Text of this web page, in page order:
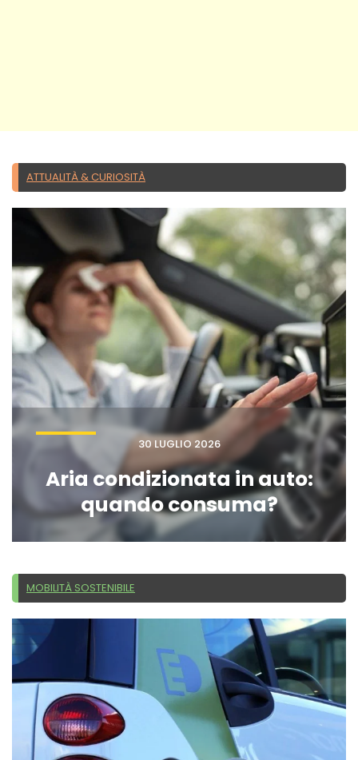
ATTUALITÀ & CURIOSITÀ
30 LUGLIO 2026
Aria condizionata in auto:
quando consuma?
MOBILITÀ SOSTENIBILE